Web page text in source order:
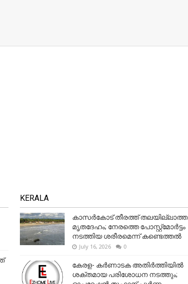
KERALA
കാസർകോട് തീരത്ത് തലയില്ലാത്ത
മൃതദേഹം; നേരത്തെ പോസ്റ്റ്‌മോർട്ടം
നടത്തിയ ശരീരമെന്ന് കണ്ടെത്തൽ
July 16, 2026 0
കേരള- കർണാടക അതിർത്തിയിൽ
ശക്തമായ പരിശോധന നടത്തും;